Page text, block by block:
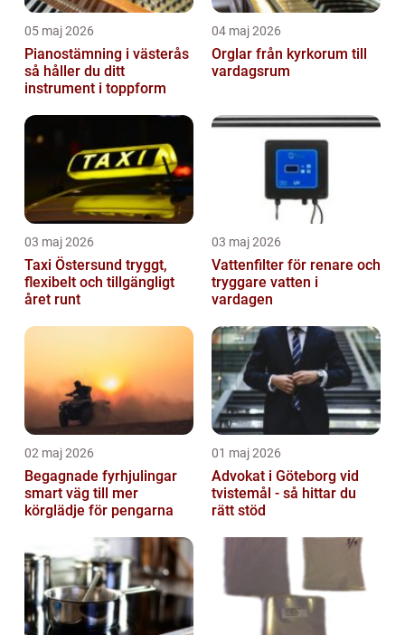
05 maj 2026
Pianostämning i västerås
så håller du ditt
instrument i toppform
04 maj 2026
Orglar från kyrkorum till
vardagsrum
03 maj 2026
Taxi Östersund tryggt,
flexibelt och tillgängligt
året runt
03 maj 2026
Vattenfilter för renare och
tryggare vatten i
vardagen
02 maj 2026
Begagnade fyrhjulingar
smart väg till mer
körglädje för pengarna
01 maj 2026
Advokat i Göteborg vid
tvistemål - så hittar du
rätt stöd